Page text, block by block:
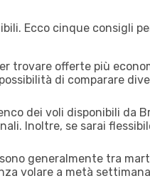
Ecco cinque consigli
trovare offerte più
di comparare
dei voli disponibili da
Inoltre, se sarai
generalmente tra
volare a metà